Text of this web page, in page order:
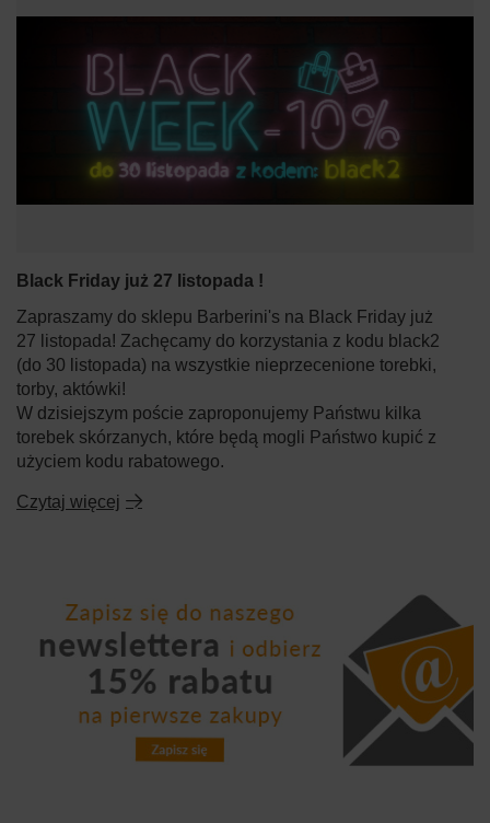
Black Friday już 27 listopada !
Zapraszamy do sklepu Barberini's na Black Friday już
27 listopada! Zachęcamy do korzystania z kodu black2
(do 30 listopada) na wszystkie nieprzecenione torebki,
torby, aktówki!
W dzisiejszym poście zaproponujemy Państwu kilka
torebek skórzanych, które będą mogli Państwo kupić z
użyciem kodu rabatowego.
Czytaj więcej